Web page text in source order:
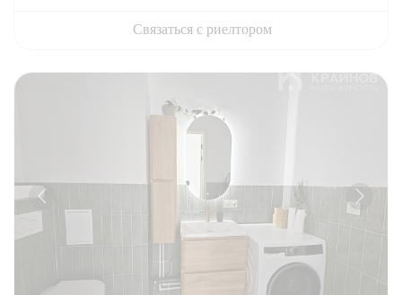
Связаться с риелтором